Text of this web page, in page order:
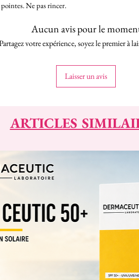
Ne pas rincer.
Aucun avis pour le
votre expérience, soyez le premier à
Laisser un avis
ARTICLES